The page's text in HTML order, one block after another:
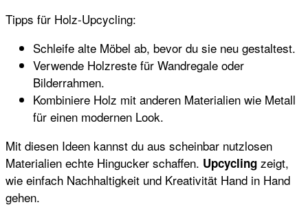
Tipps für Holz-Upcycling:
Schleife alte Möbel ab, bevor du sie neu gestaltest.
Verwende Holzreste für Wandregale oder
Bilderrahmen.
Kombiniere Holz mit anderen Materialien wie Metall
für einen modernen Look.
Mit diesen Ideen kannst du aus scheinbar nutzlosen
Materialien echte Hingucker schaffen. Upcycling zeigt,
wie einfach Nachhaltigkeit und Kreativität Hand in Hand
gehen.